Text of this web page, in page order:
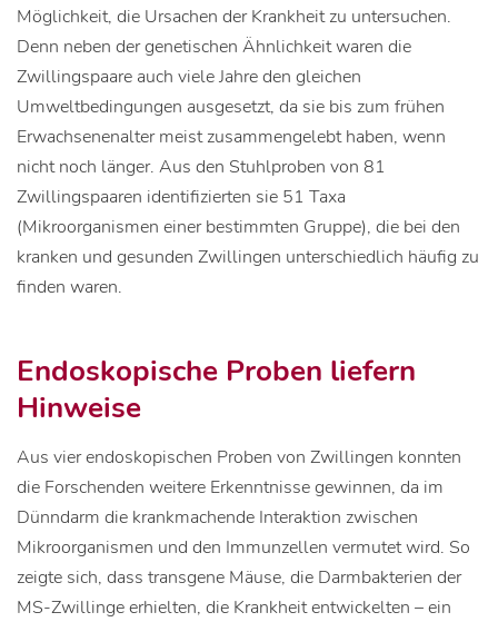
Möglichkeit, die Ursachen der Krankheit zu untersuchen.
Denn neben der genetischen Ähnlichkeit waren die
Zwillingspaare auch viele Jahre den gleichen
Umweltbedingungen ausgesetzt, da sie bis zum frühen
Erwachsenenalter meist zusammengelebt haben, wenn
nicht noch länger. Aus den Stuhlproben von 81
Zwillingspaaren identifizierten sie 51 Taxa
(Mikroorganismen einer bestimmten Gruppe), die bei den
kranken und gesunden Zwillingen unterschiedlich häufig zu
finden waren.
Endoskopische Proben liefern
Hinweise
Aus vier endoskopischen Proben von Zwillingen konnten
die Forschenden weitere Erkenntnisse gewinnen, da im
Dünndarm die krankmachende Interaktion zwischen
Mikroorganismen und den Immunzellen vermutet wird. So
zeigte sich, dass transgene Mäuse, die Darmbakterien der
MS-Zwillinge erhielten, die Krankheit entwickelten – ein